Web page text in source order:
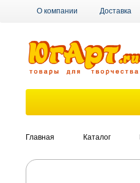
О компании Доставка
Главная Каталог